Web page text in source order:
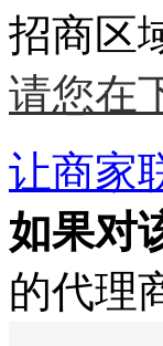
招商区
请您在
让商家
如果对
的代理